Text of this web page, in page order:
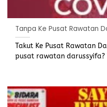
Tanpa Ke Pusat Rawatan
Takut Ke Pusat Rawatan
pusat rawatan darussyifa?